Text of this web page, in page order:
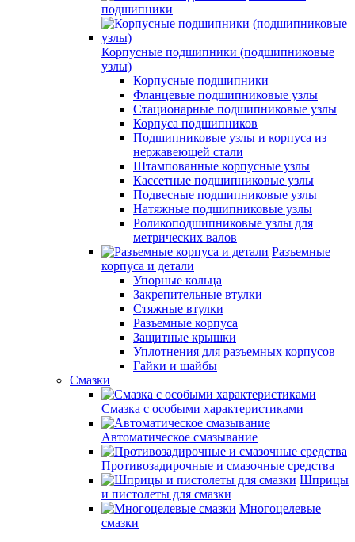
подшипники
Корпусные подшипники (подшипниковые
узлы)
Корпусные подшипники
Фланцевые подшипниковые узлы
Стационарные подшипниковые узлы
Корпуса подшипников
Подшипниковые узлы и корпуса из
нержавеющей стали
Штампованные корпусные узлы
Кассетные подшипниковые узлы
Подвесные подшипниковые узлы
Натяжные подшипниковые узлы
Роликоподшипниковые узлы для
метрических валов
Разъемные
корпуса и детали
Упорные кольца
Закрепительные втулки
Стяжные втулки
Разъемные корпуса
Защитные крышки
Уплотнения для разъемных корпусов
Гайки и шайбы
Смазки
Смазка с особыми характеристиками
Автоматическое смазывание
Противозадирочные и смазочные средства
Шприцы
и пистолеты для смазки
Многоцелевые
смазки